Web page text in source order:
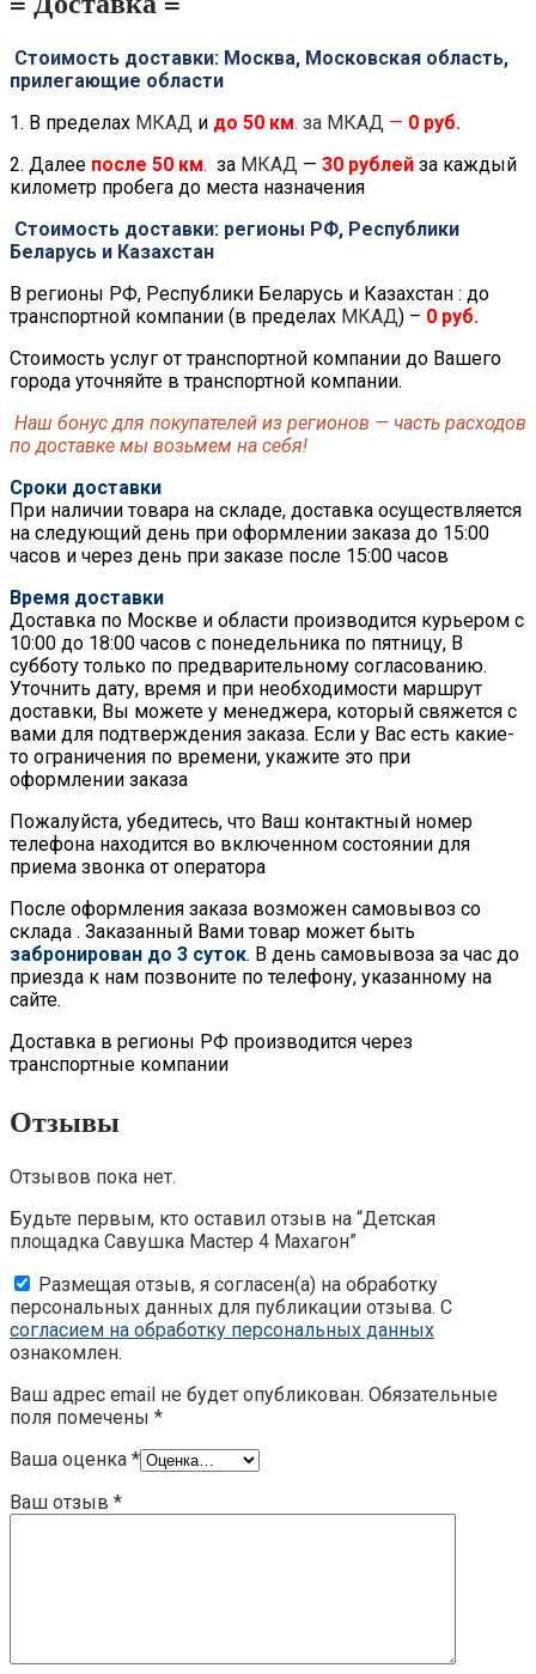
Стоимость доставки: Москва, Московская область,
прилегающие области
1. В пределах МКАД и до 50 км. за МКАД — 0 руб.
2. Далее после 50 км. за МКАД — 30 рублей за каждый
километр пробега до места назначения
Стоимость доставки: регионы РФ, Республики
Беларусь и Казахстан
В регионы РФ, Республики Беларусь и Казахстан : до
транспортной компании (в пределах МКАД) – 0 руб.
Стоимость услуг от транспортной компании до Вашего
города уточняйте в транспортной компании.
Наш бонус для покупателей из регионов — часть расходов
по доставке мы возьмем на себя!
Сроки доставки
При наличии товара на складе, доставка осуществляется
на следующий день при оформлении заказа до 15:00
часов и через день при заказе после 15:00 часов
Время доставки
Доставка по Москве и области производится курьером с
10:00 до 18:00 часов с понедельника по пятницу, В
субботу только по предварительному согласованию.
Уточнить дату, время и при необходимости маршрут
доставки, Вы можете у менеджера, который свяжется с
вами для подтверждения заказа. Если у Вас есть какие-
то ограничения по времени, укажите это при
оформлении заказа
Пожалуйста, убедитесь, что Ваш контактный номер
телефона находится во включенном состоянии для
приема звонка от оператора
После оформления заказа возможен самовывоз со
склада . Заказанный Вами товар может быть
забронирован до 3 суток. В день самовывоза за час до
приезда к нам позвоните по телефону, указанному на
сайте.
Доставка в регионы РФ производится через
транспортные компании
Отзывы
Отзывов пока нет.
Будьте первым, кто оставил отзыв на “Детская
площадка Савушка Мастер 4 Махагон”
Размещая отзыв, я согласен(а) на обработку
персональных данных для публикации отзыва. С
согласием на обработку персональных данных
ознакомлен.
Ваш адрес email не будет опубликован. Обязательные
поля помечены *
Ваша оценка *
Ваш отзыв *